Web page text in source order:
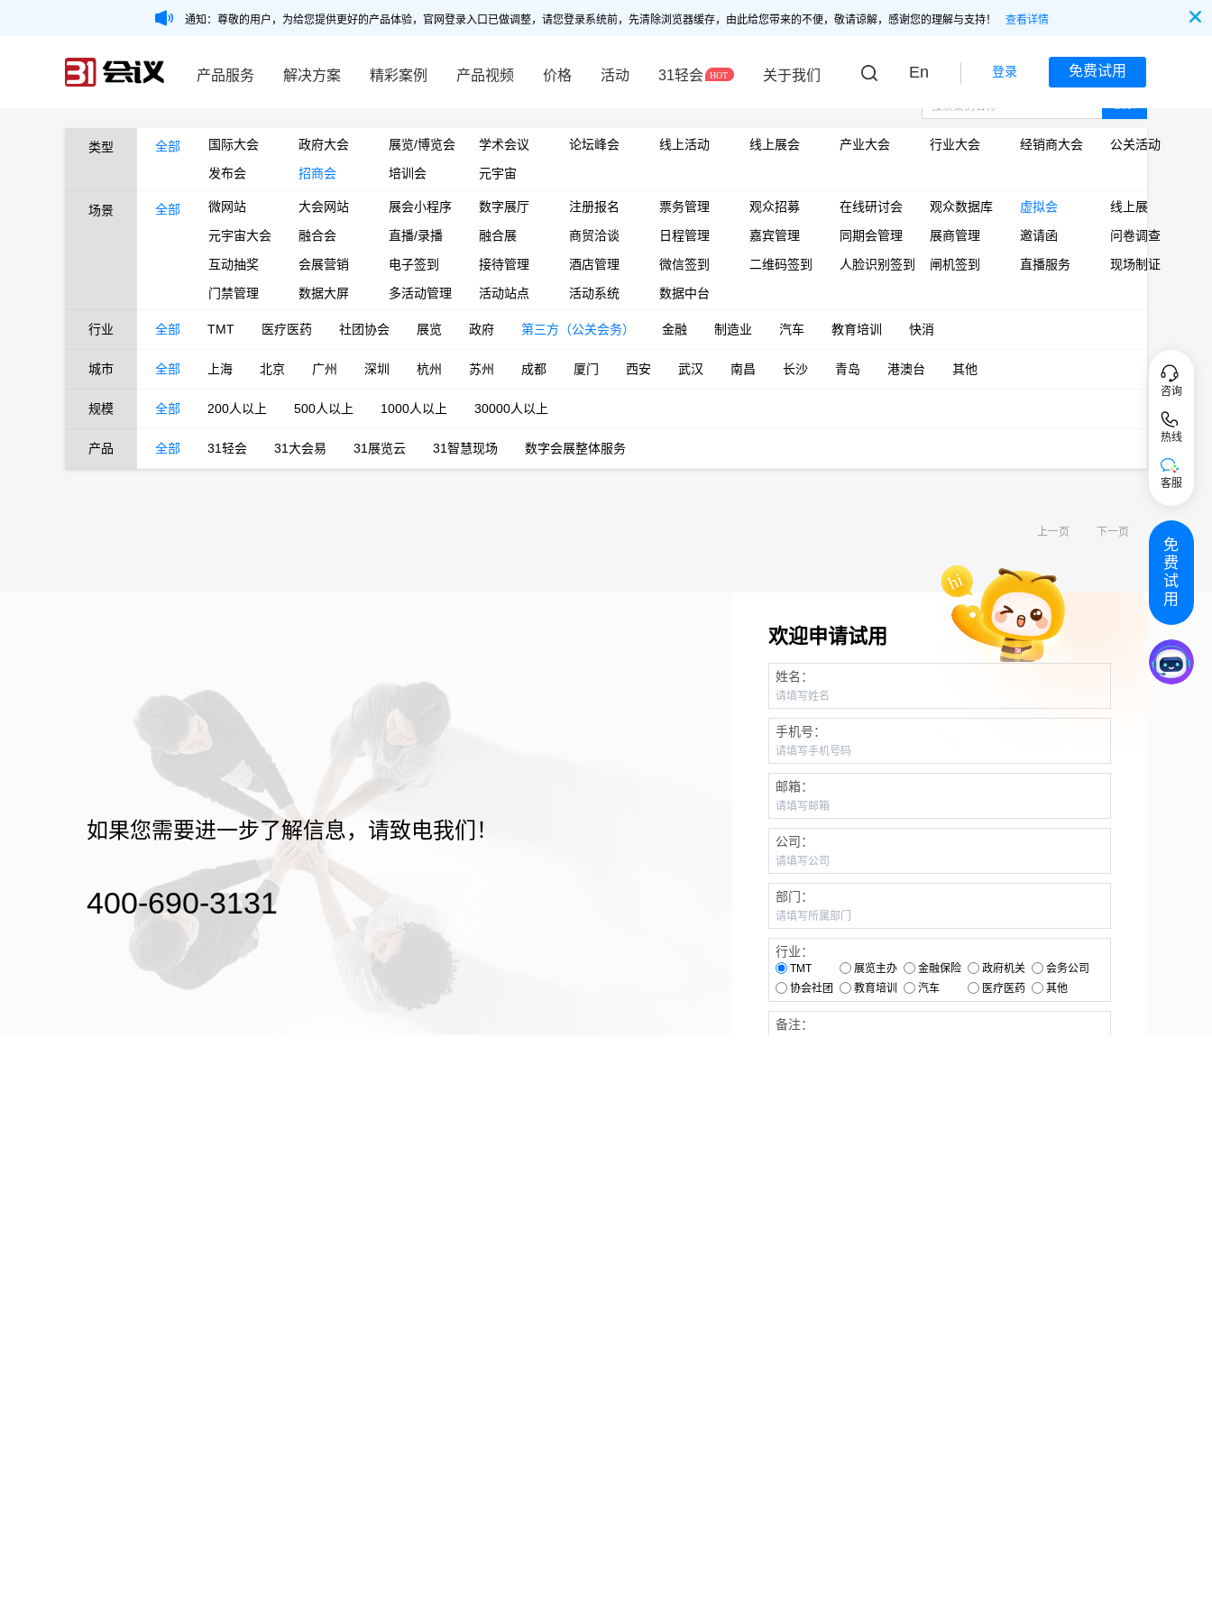
通知：尊敬的用户，为给您提供更好的产品体验，官网登录入口已做调整，请您登录系统前，先清除浏览器缓存，由此给您带来的不便，敬请谅解，感谢您的理解与支持！ 查看详情
产品服务 解决方案 精彩案例 产品视频 价格 活动 31轻会 关于我们 En 登录 免费试用
类型 全部 国际大会 政府大会 展览/博览会 学术会议 论坛峰会 线上活动 线上展会 产业大会 行业大会 经销商大会
公关活动
发布会
招商会 培训会 元宇宙
场景 全部 微网站 大会网站 展会小程序 数字展厅 注册报名 票务管理 观众招募 在线研讨会 观众数据库 虚拟会
线上展
元宇宙大会
融合会 直播/录播 融合展 商贸洽谈 日程管理 嘉宾管理 同期会管理 展商管理 邀请函
问卷调查
互动抽奖
会展营销 电子签到 接待管理 酒店管理 微信签到 二维码签到 人脸识别签到 闸机签到 直播服务
现场制证
门禁管理
数据大屏 多活动管理 活动站点 活动系统 数据中台
行业 全部 TMT 医疗医药 社团协会 展览 政府 第三方（公关会务） 金融 制造业 汽车 教育培训 快消
城市 全部 上海 北京 广州 深圳 杭州 苏州 成都 厦门 西安 武汉 南昌 长沙 青岛 港澳台 其他
规模 全部 200人以上 500人以上 1000人以上 30000人以上
产品 全部 31轻会 31大会易 31展览云 31智慧现场 数字会展整体服务
上一页 下一页
如果您需要进一步了解信息，请致电我们！
400-690-3131
欢迎申请试用
姓名：
手机号：
邮箱：
公司：
部门：
行业：
TMT 展览主办 金融保险 政府机关
会务公司
协会社团
教育培训 汽车 医疗医药 其他
备注：
咨询
热线
客服
免
费
试
用